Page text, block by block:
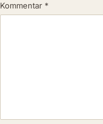
Kommentar *